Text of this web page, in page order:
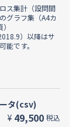
ス集計（設問間
グラフ集（A4カ
）以降はサ
能です。
タ(csv)
¥ 49,500 税込